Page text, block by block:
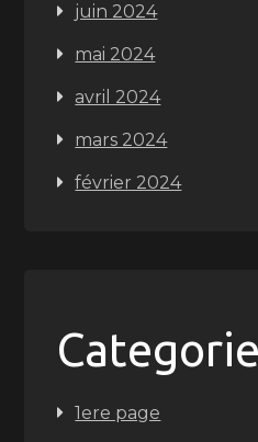
juin 2024
mai 2024
avril 2024
mars 2024
février 2024
1ere page